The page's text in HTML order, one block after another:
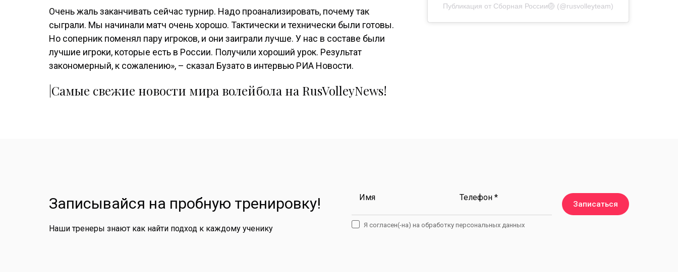
Очень жаль заканчивать сейчас турнир. Надо проанализировать, почему так
сыграли. Мы начинали матч очень хорошо. Тактически и технически были готовы.
Но соперник поменял пару игроков, и они заиграли лучше. У нас в составе были
лучшие игроки, которые есть в России. Получили хороший урок. Результат
закономерный, к сожалению», – сказал Бузато в интервью РИА Новости.
|Самые свежие новости мира волейбола на RusVolleyNews!
Публикация от Сборная России🏐 (@rusvolleyteam)
Записывайся на пробную тренировку!
Наши тренеры знают как найти подход к каждому ученику
Имя Телефон *
Записаться
Я согласен(-на) на обработку персональных данных